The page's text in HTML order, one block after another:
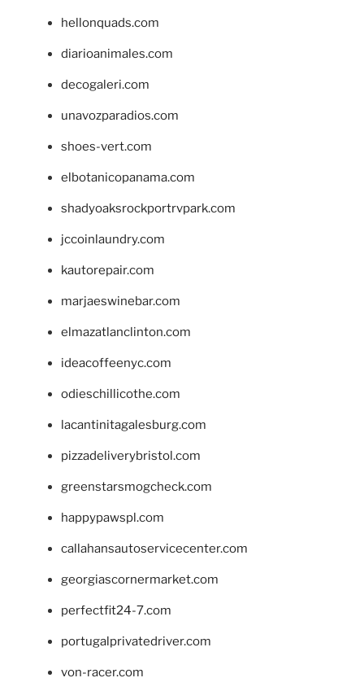
hellonquads.com
diarioanimales.com
decogaleri.com
unavozparadios.com
shoes-vert.com
elbotanicopanama.com
shadyoaksrockportrvpark.com
jccoinlaundry.com
kautorepair.com
marjaeswinebar.com
elmazatlanclinton.com
ideacoffeenyc.com
odieschillicothe.com
lacantinitagalesburg.com
pizzadeliverybristol.com
greenstarsmogcheck.com
happypawspl.com
callahansautoservicecenter.com
georgiascornermarket.com
perfectfit24-7.com
portugalprivatedriver.com
von-racer.com